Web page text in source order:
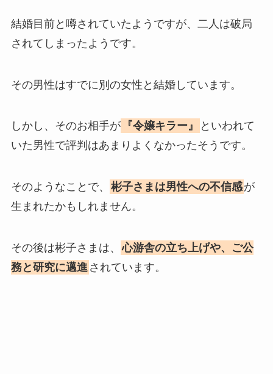
結婚目前と噂されていたようですが、二人は破局
されてしまったようです。
その男性はすでに別の女性と結婚しています。
しかし、そのお相手が 『令嬢キラー』
といわれて
いた男性で評判はあまりよくなかったそうです。
そのようなことで、 彬子さまは男性への不信感が
生まれたかもしれません。
その後は彬子さまは、 心游舎の立ち上げや、ご公
務と研究に邁進 されています。